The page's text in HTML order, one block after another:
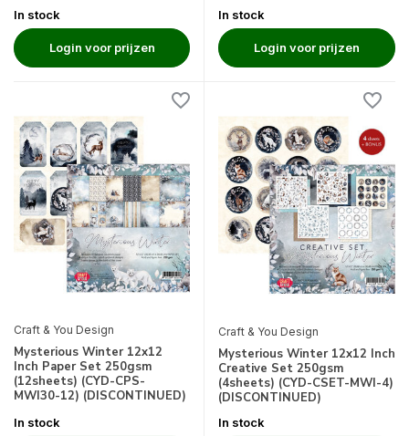
In stock
Login voor prijzen
In stock
Login voor prijzen
Craft & You Design
Mysterious Winter 12x12
Inch Paper Set 250gsm
(12sheets) (CYD-CPS-
MWI30-12) (DISCONTINUED)
In stock
Craft & You Design
Mysterious Winter 12x12 Inch
Creative Set 250gsm
(4sheets) (CYD-CSET-MWI-4)
(DISCONTINUED)
In stock